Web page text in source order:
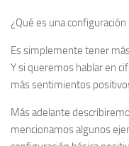
¿Qué es unaconfiguración
Es simplemente tener
Y si queremos hablar en
más sentimientos
Más adelante
mencionamos algunos